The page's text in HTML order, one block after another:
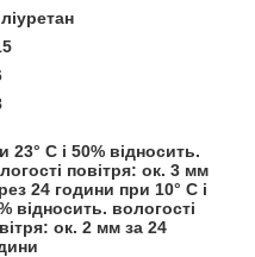
23° С і 50% відносить.
повітря: ок. 3 мм
24 години при 10° С і
відносить. вологості
ок. 2 мм за 24